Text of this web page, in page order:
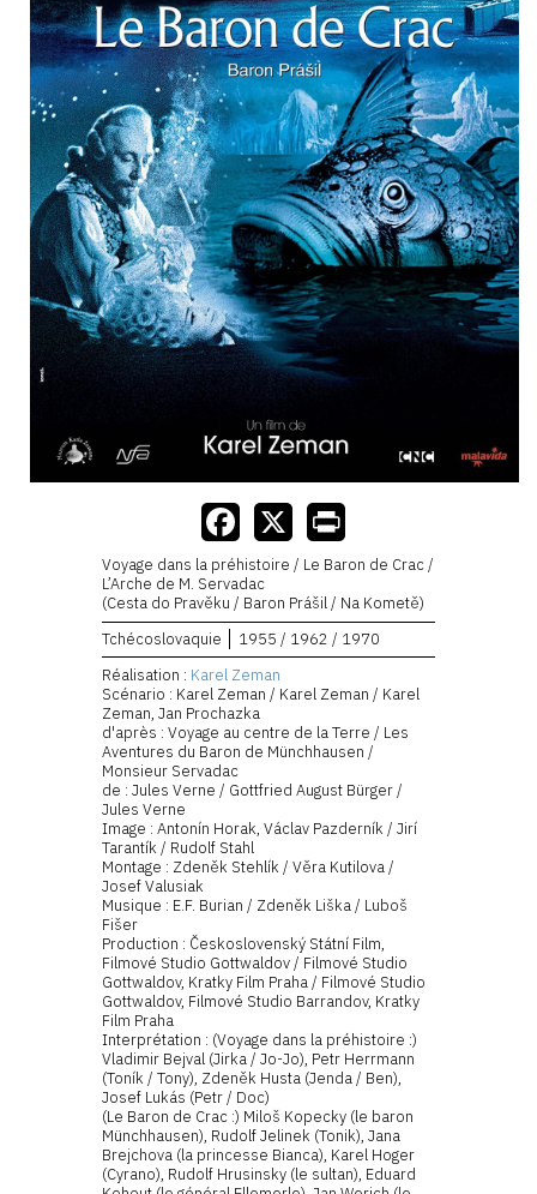
Voyage dans la préhistoire / Le Baron de Crac /
L’Arche de M. Servadac
(Cesta do Pravěku / Baron Prášil / Na Kometě)
Tchécoslovaquie
1955 / 1962 / 1970
Réalisation : Karel Zeman
Scénario : Karel Zeman / Karel Zeman / Karel
Zeman, Jan Prochazka
d'après : Voyage au centre de la Terre / Les
Aventures du Baron de Münchhausen /
Monsieur Servadac
de : Jules Verne / Gottfried August Bürger /
Jules Verne
Image : Antonín Horak, Václav Pazderník / Jirí
Tarantík / Rudolf Stahl
Montage : Zdeněk Stehlík / Věra Kutilova /
Josef Valusiak
Musique : E.F. Burian / Zdeněk Liška / Luboš
Fišer
Production : Československý Státní Film,
Filmové Studio Gottwaldov / Filmové Studio
Gottwaldov, Kratky Film Praha / Filmové Studio
Gottwaldov, Filmové Studio Barrandov, Kratky
Film Praha
Interprétation : (Voyage dans la préhistoire :)
Vladimir Bejval (Jirka / Jo-Jo), Petr Herrmann
(Toník / Tony), Zdeněk Husta (Jenda / Ben),
Josef Lukás (Petr / Doc)
(Le Baron de Crac :) Miloš Kopecky (le baron
Münchhausen), Rudolf Jelinek (Tonik), Jana
Brejchova (la princesse Bianca), Karel Hoger
(Cyrano), Rudolf Hrusinsky (le sultan), Eduard